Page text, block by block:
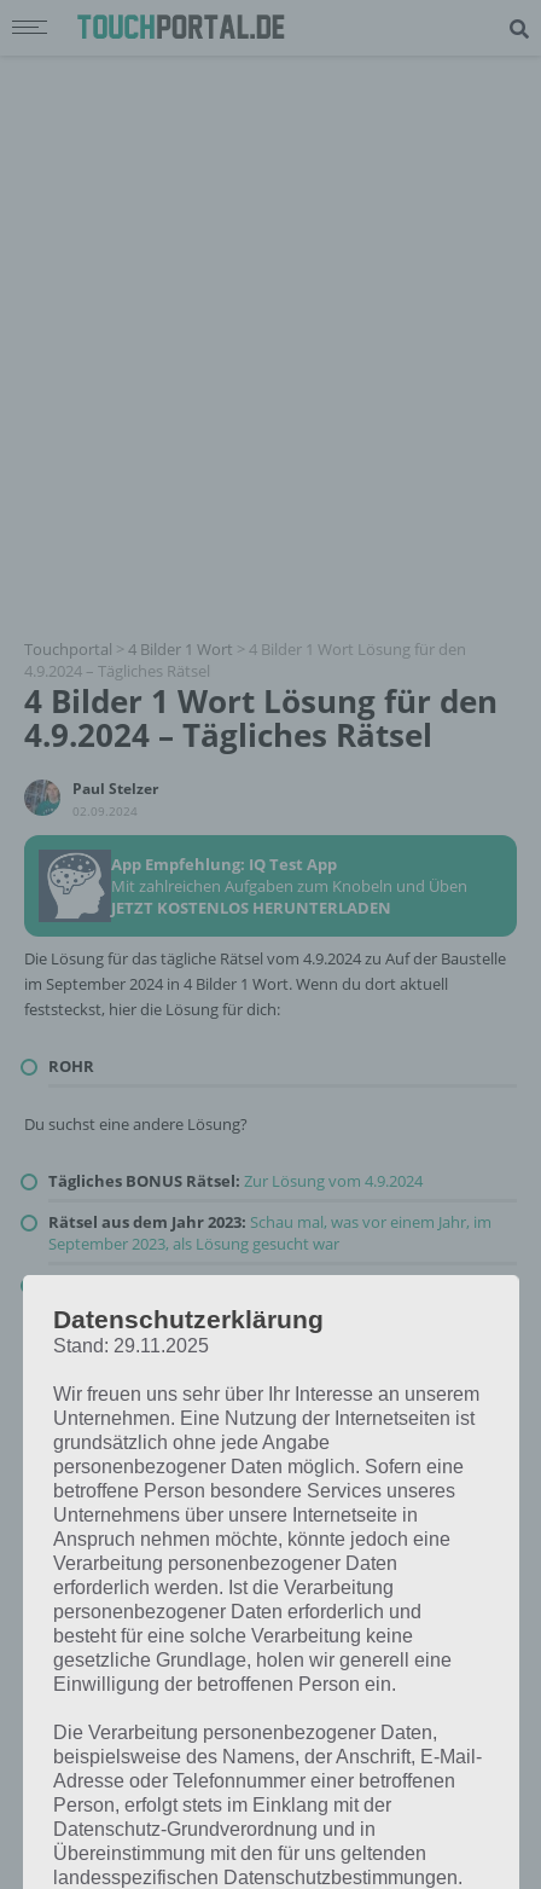
Touchportal > 4 Bilder 1 Wort > 4 Bilder 1 Wort Lösung für den
4.9.2024 – Tägliches Rätsel
4 Bilder 1 Wort Lösung für den
4.9.2024 – Tägliches Rätsel
Paul Stelzer
02.09.2024
App Empfehlung: IQ Test App
Mit zahlreichen Aufgaben zum Knobeln und Üben
JETZT KOSTENLOS HERUNTERLADEN
Die Lösung für das tägliche Rätsel vom 4.9.2024 zu Auf der Baustelle
im September 2024 in 4 Bilder 1 Wort. Wenn du dort aktuell
feststeckst, hier die Lösung für dich:
ROHR
Du suchst eine andere Lösung?
Tägliches BONUS Rätsel: Zur Lösung vom 4.9.2024
Rätsel aus dem Jahr 2023: Schau mal, was vor einem Jahr, im
September 2023, als Lösung gesucht war
September 2024
Datenschutzerklärung
Stand: 29.11.2025
Wir freuen uns sehr über Ihr Interesse an unserem
Unternehmen. Eine Nutzung der Internetseiten ist
grundsätzlich ohne jede Angabe
personenbezogener Daten möglich. Sofern eine
betroffene Person besondere Services unseres
Unternehmens über unsere Internetseite in
Anspruch nehmen möchte, könnte jedoch eine
Verarbeitung personenbezogener Daten
erforderlich werden. Ist die Verarbeitung
personenbezogener Daten erforderlich und
besteht für eine solche Verarbeitung keine
gesetzliche Grundlage, holen wir generell eine
Einwilligung der betroffenen Person ein.
Die Verarbeitung personenbezogener Daten,
beispielsweise des Namens, der Anschrift, E-Mail-
Adresse oder Telefonnummer einer betroffenen
Person, erfolgt stets im Einklang mit der
Datenschutz-Grundverordnung und in
Übereinstimmung mit den für uns geltenden
landesspezifischen Datenschutzbestimmungen.